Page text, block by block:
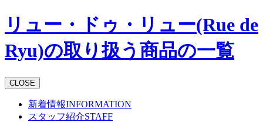
リュー・ドゥ・リュー(Rue de
Ryu)の取り扱う商品の一覧
CLOSE
新着情報INFORMATION
スタッフ紹介STAFF